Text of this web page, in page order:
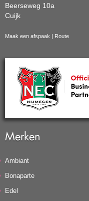
Beerseweg 10a
Cuijk
Maak een afspaak | Route
Merken
Ambiant
Bonaparte
Edel